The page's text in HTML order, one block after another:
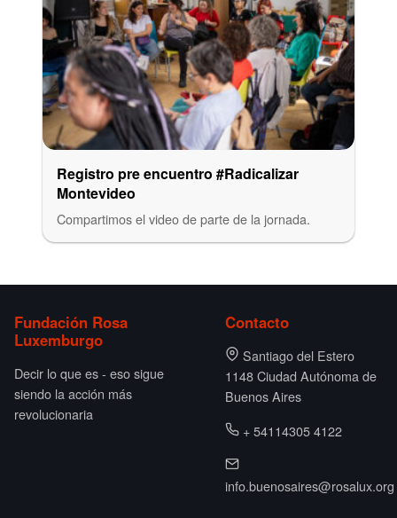
Registro pre encuentro #Radicalizar
Montevideo
Compartimos el video de parte de la jornada.
Fundación Rosa
Luxemburgo
Decir lo que es - eso sigue
siendo la acción más
revolucionaria
Contacto
Santiago del Estero
1148 Ciudad Autónoma de
Buenos Aires
+ 54114305 4122
info.buenosaires@rosalux.org